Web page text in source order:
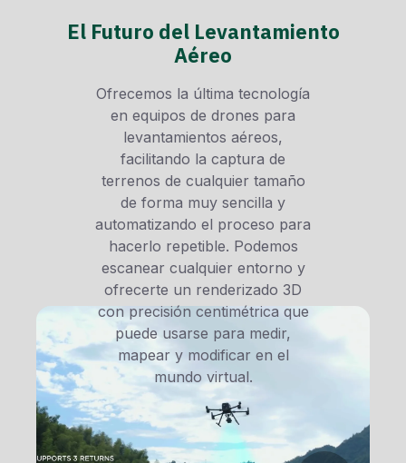
El Futuro del Levantamiento
Aéreo
Ofrecemos la última tecnología
en equipos de drones para
levantamientos aéreos,
facilitando la captura de
terrenos de cualquier tamaño
de forma muy sencilla y
automatizando el proceso para
hacerlo repetible. Podemos
escanear cualquier entorno y
ofrecerte un renderizado 3D
con precisión centimétrica que
puede usarse para medir,
mapear y modificar en el
mundo virtual.